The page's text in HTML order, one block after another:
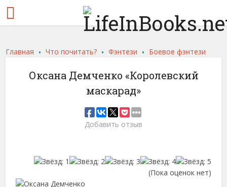
Главная .Что почитать? .Фэнтези . Боевое фэнтези
Оксана Демченко «Королевский
маскарад»
Добавить отзыв
(Пока оценок нет)